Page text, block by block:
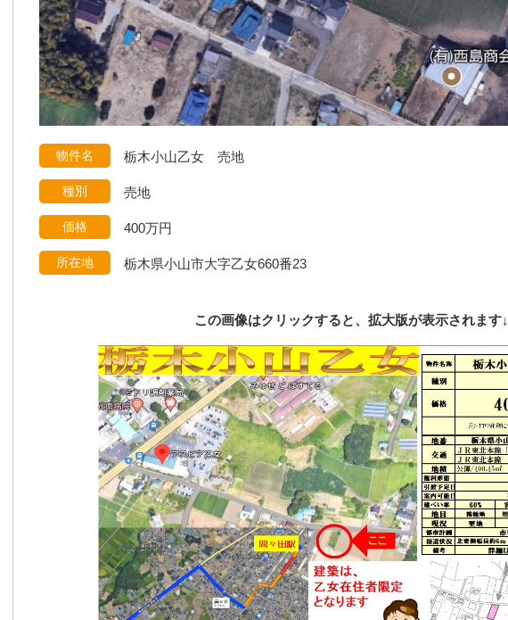
物件名 栃木小山乙女 売地
種別 売地
価格 400万円
所在地 栃木県小山市大字乙女660番23
この画像はクリックすると、拡大版が表示されます↓